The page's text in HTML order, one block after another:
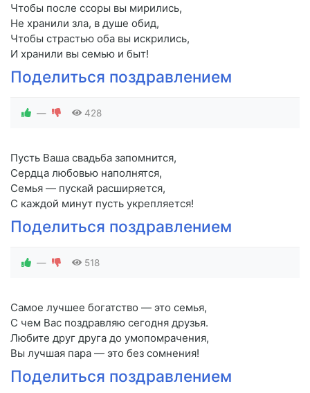
Чтобы после ссоры вы мирились,
Не хранили зла, в душе обид,
Чтобы страстью оба вы искрились,
И хранили вы семью и быт!
Поделиться поздравлением
— 428
Пусть Ваша свадьба запомнится,
Сердца любовью наполнятся,
Семья — пускай расширяется,
С каждой минут пусть укрепляется!
Поделиться поздравлением
— 518
Самое лучшее богатство — это семья,
С чем Вас поздравляю сегодня друзья.
Любите друг друга до умопомрачения,
Вы лучшая пара — это без сомнения!
Поделиться поздравлением